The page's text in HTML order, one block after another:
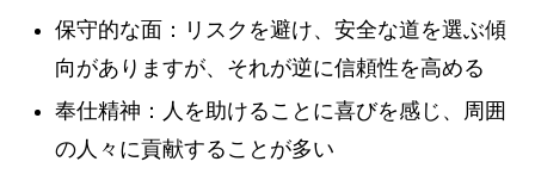
保守的な面：リスクを避け、安全な道を選ぶ傾
向がありますが、それが逆に信頼性を高める
奉仕精神：人を助けることに喜びを感じ、周囲
の人々に貢献することが多い